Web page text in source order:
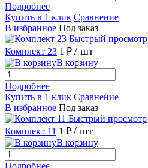
Подробнее
Купить в 1 клик Сравнение
В избранное Под заказ
Быстрый просмотр
Комплект 23 1 ₽ / шт
В корзину
Подробнее
Купить в 1 клик Сравнение
В избранное Под заказ
Быстрый просмотр
Комплект 11 1 ₽ / шт
В корзину
Подробнее